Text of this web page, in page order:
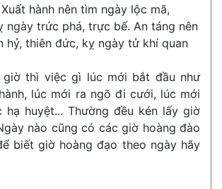
hành nên tìm ngày lộc mã,
ngày trức phá, trực bế. An táng nên
hỷ, thiên đức, kỵ ngày tử khí quan
giờ thì việc gì lúc mới bắt đầu như
lúc mới ra ngõ đi cưới, lúc mới
hạ huyệt... Thường đều kén lấy giờ
nào cũng có các giờ hoàng đào
biết giờ hoàng đạo theo ngày hãy